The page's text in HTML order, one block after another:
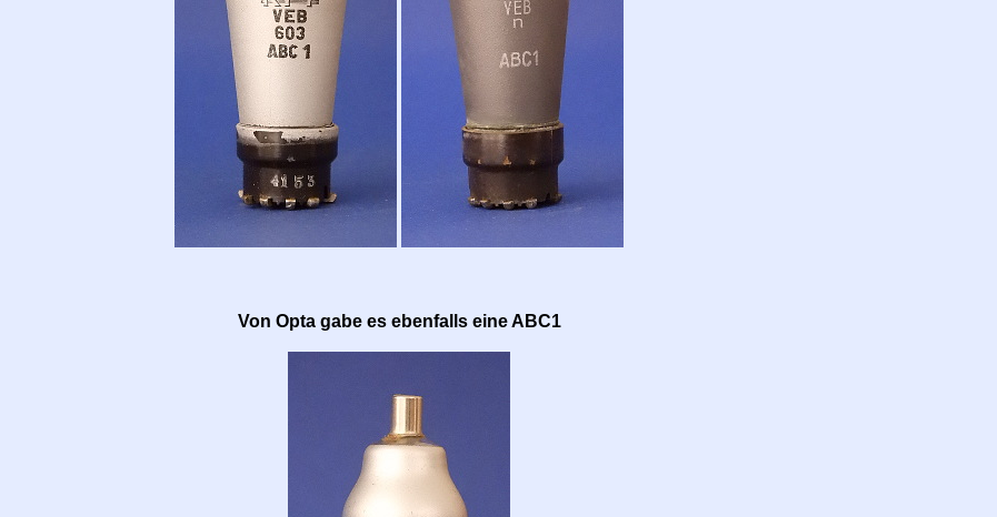
Von Opta gabe es ebenfalls eine ABC1